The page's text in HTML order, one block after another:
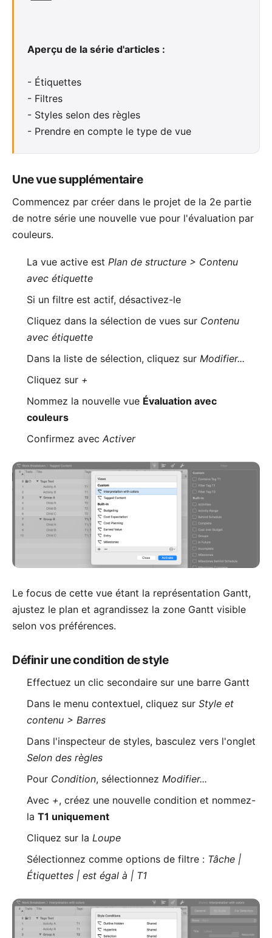
Aperçu de la série d'articles :
- Étiquettes
- Filtres
- Styles selon des règles
- Prendre en compte le type de vue
Une vue supplémentaire
Commencez par créer dans le projet de la 2e partie
de notre série une nouvelle vue pour l'évaluation par
couleurs.
La vue active est Plan de structure > Contenu
avec étiquette
Si un filtre est actif, désactivez-le
Cliquez dans la sélection de vues sur Contenu
avec étiquette
Dans la liste de sélection, cliquez sur Modifier...
Cliquez sur +
Nommez la nouvelle vue Évaluation avec
couleurs
Confirmez avec Activer
Le focus de cette vue étant la représentation Gantt,
ajustez le plan et agrandissez la zone Gantt visible
selon vos préférences.
Définir une condition de style
Effectuez un clic secondaire sur une barre Gantt
Dans le menu contextuel, cliquez sur Style et
contenu > Barres
Dans l'inspecteur de styles, basculez vers l'onglet
Selon des règles
Pour Condition, sélectionnez Modifier...
Avec +, créez une nouvelle condition et nommez-
la T1 uniquement
Cliquez sur la Loupe
Sélectionnez comme options de filtre : Tâche |
Étiquettes | est égal à | T1